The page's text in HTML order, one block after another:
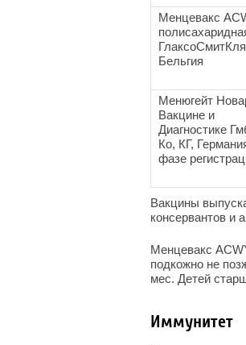
Менцевакс
Бельгия
Менюгейт
Вакцине и
Диагностике
Ко, КГ,
фазе
Вакцины
консервантов и
Менцевакс
подкожно не
мес. Детей
Иммунитет